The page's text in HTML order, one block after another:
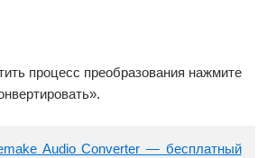
процесс преобразования нажмите
Audio Converter — бесплатный